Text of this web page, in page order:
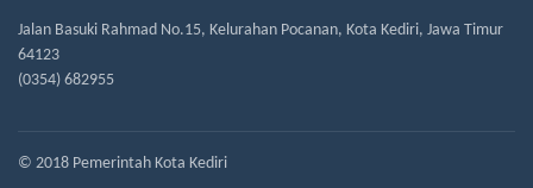
Jalan Basuki Rahmad No.15, Kelurahan Pocanan, Kota Kediri, Jawa Timur
64123
(0354) 682955
© 2018 Pemerintah Kota Kediri